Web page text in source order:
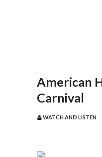
American
Carnival
WATCH AND LISTEN